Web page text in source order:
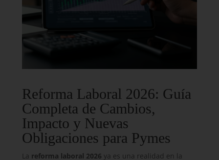
Reforma Laboral 2026: Guía
Completa de Cambios,
Impacto y Nuevas
Obligaciones para Pymes
La reforma laboral 2026 ya es una realidad en la